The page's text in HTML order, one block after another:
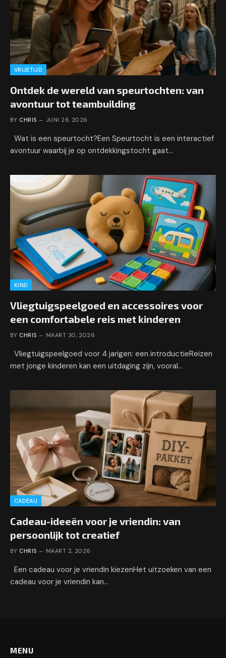
VRIJETIJD
Ontdek de wereld van speurtochten: van
avontuur tot teambuilding
BY CHRIS JUNI 28, 2026
Wat is een speurtocht?Een Speurtocht is een interactief
avontuur waarbij je op ontdekkingstocht gaat…
KIND
Vliegtuigspeelgoed en accessoires voor
een comfortabele reis met kinderen
BY CHRIS MAART 30, 2026
Vliegtuigspeelgoed voor 4 jarigen: een introductieReizen
met jonge kinderen kan een uitdaging zijn, vooral…
CADEAU
Cadeau-ideeën voor je vriendin: van
persoonlijk tot creatief
BY CHRIS MAART 2, 2026
Een cadeau voor je vriendin kiezenHet uitzoeken van een
cadeau voor je vriendin kan…
MENU